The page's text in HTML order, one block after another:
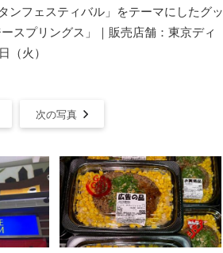
ンフェスティバル」をテーマにしたグッ
スプリングス」｜販売店舗：東京ディ
（火）
次の写真